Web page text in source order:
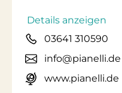
Details anzeigen
03641 310590
info@pianelli.de
www.pianelli.de